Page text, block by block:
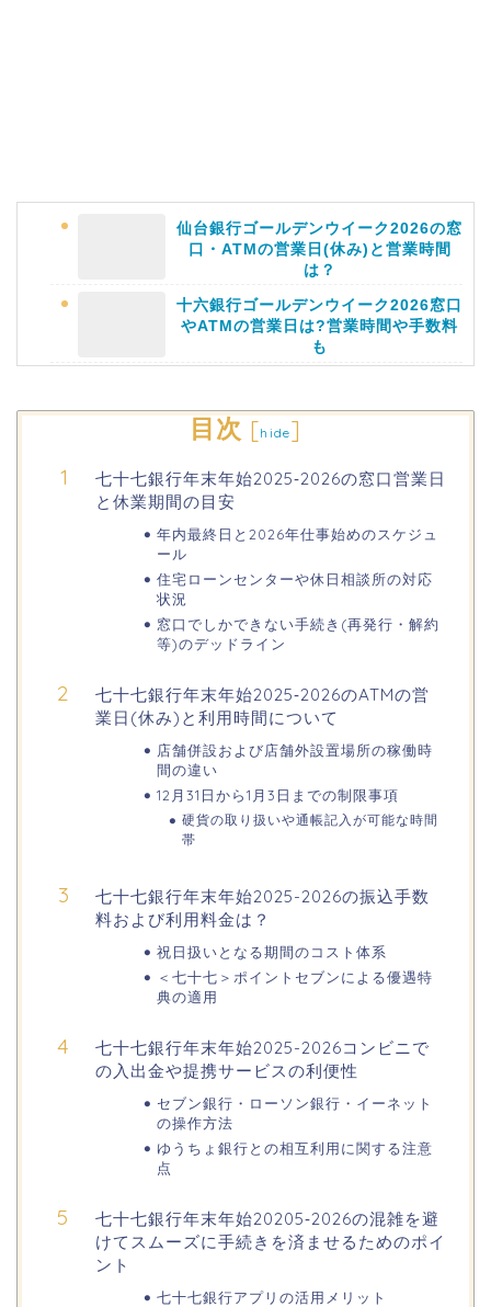
仙台銀行ゴールデンウイーク2026の窓
口・ATMの営業日(休み)と営業時間
は？
十六銀行ゴールデンウイーク2026窓口
やATMの営業日は?営業時間や手数料
も
静岡銀行ゴールデンウィーク2026の営
業日や休みは?ATM手数料も調査!
千葉銀行ゴールデンウィーク2026の
ATMの営業日(休み)まとめ!
海遊館GW(ゴールデンウィーク)の混
日岡山公園の桜(花見)2026の屋台・出
店はいつまで?ライトアップ情報も!
華蔵寺公園の桜(花祭り)2026の屋台
(出店)は?ライトアップ・駐車場も!
悠久山公園桜祭り2026の屋台や出店
屋台やライトアップはいつまで?
日立さくらまつり2026の屋台・出店ま
時間はいつまで?ライトアップも!
目次 [hide]
七十七銀行年末年始2025‐2026の窓口営業日
と休業期間の目安
年内最終日と2026年仕事始めのスケジュ
ール
住宅ローンセンターや休日相談所の対応
状況
窓口でしかできない手続き(再発行・解約
等)のデッドライン
七十七銀行年末年始2025‐2026のATMの営
業日(休み)と利用時間について
店舗併設および店舗外設置場所の稼働時
間の違い
12月31日から1月3日までの制限事項
硬貨の取り扱いや通帳記入が可能な時間
帯
七十七銀行年末年始2025-2026の振込手数
料および利用料金は？
祝日扱いとなる期間のコスト体系
＜七十七＞ポイントセブンによる優遇特
典の適用
七十七銀行年末年始2025-2026コンビニで
の入出金や提携サービスの利便性
セブン銀行・ローソン銀行・イーネット
の操作方法
ゆうちょ銀行との相互利用に関する注意
点
七十七銀行年末年始20205‐2026の混雑を避
けてスムーズに手続きを済ませるためのポイ
ント
七十七銀行アプリの活用メリット